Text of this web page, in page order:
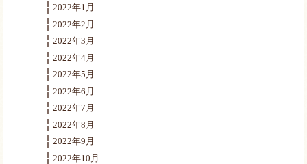
2022年1月
2022年2月
2022年3月
2022年4月
2022年5月
2022年6月
2022年7月
2022年8月
2022年9月
2022年10月